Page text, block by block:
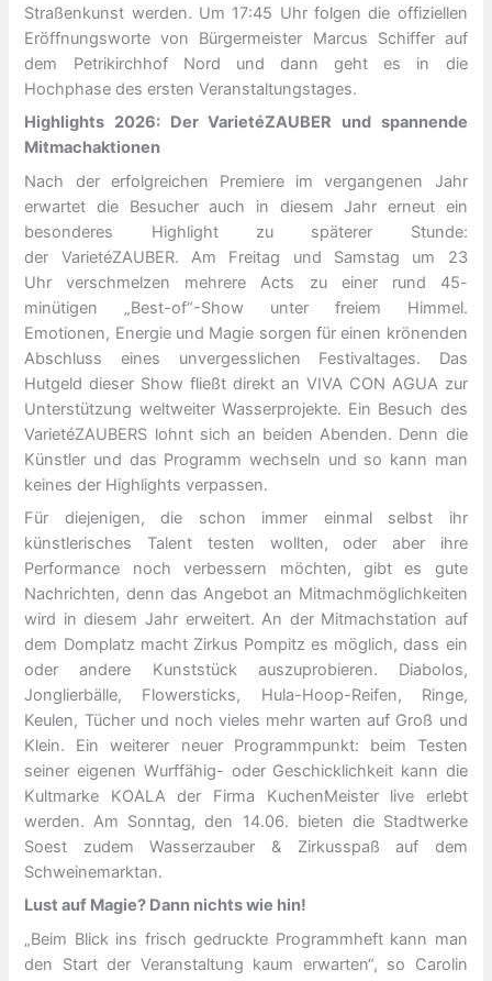
Straßenkunst werden. Um 17:45 Uhr folgen die offiziellen
Eröffnungsworte von Bürgermeister Marcus Schiffer auf
dem Petrikirchhof Nord und dann geht es in die
Hochphase des ersten Veranstaltungstages.
Highlights 2026: Der VarietéZAUBER und spannende
Mitmachaktionen
Nach der erfolgreichen Premiere im vergangenen Jahr
erwartet die Besucher auch in diesem Jahr erneut ein
besonderes Highlight zu späterer Stunde:
der VarietéZAUBER. Am Freitag und Samstag um 23
Uhr verschmelzen mehrere Acts zu einer rund 45-
minütigen „Best-of“-Show unter freiem Himmel.
Emotionen, Energie und Magie sorgen für einen krönenden
Abschluss eines unvergesslichen Festivaltages. Das
Hutgeld dieser Show fließt direkt an VIVA CON AGUA zur
Unterstützung weltweiter Wasserprojekte. Ein Besuch des
VarietéZAUBERS lohnt sich an beiden Abenden. Denn die
Künstler und das Programm wechseln und so kann man
keines der Highlights verpassen.
Für diejenigen, die schon immer einmal selbst ihr
künstlerisches Talent testen wollten, oder aber ihre
Performance noch verbessern möchten, gibt es gute
Nachrichten, denn das Angebot an Mitmachmöglichkeiten
wird in diesem Jahr erweitert. An der Mitmachstation auf
dem Domplatz macht Zirkus Pompitz es möglich, dass ein
oder andere Kunststück auszuprobieren. Diabolos,
Jonglierbälle, Flowersticks, Hula-Hoop-Reifen, Ringe,
Keulen, Tücher und noch vieles mehr warten auf Groß und
Klein. Ein weiterer neuer Programmpunkt: beim Testen
seiner eigenen Wurffähig- oder Geschicklichkeit kann die
Kultmarke KOALA der Firma KuchenMeister live erlebt
werden. Am Sonntag, den 14.06. bieten die Stadtwerke
Soest zudem Wasserzauber & Zirkusspaß auf dem
Schweinemarktan.
Lust auf Magie? Dann nichts wie hin!
„Beim Blick ins frisch gedruckte Programmheft kann man
den Start der Veranstaltung kaum erwarten“, so Carolin